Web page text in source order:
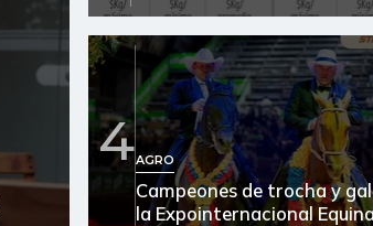
Almejas con concha
Almejas sin concha
Apio
Arracacha amarilla
Arracacha blanca
4AGRO
Campeones de trocha y
la Expointernacional